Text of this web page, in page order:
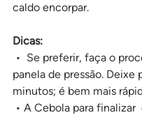
caldo encorpar.
Dicas:
•  Se preferir, faça o
panela de pressão. Deixe
minutos; é bem mais
• A Cebola para finalizar